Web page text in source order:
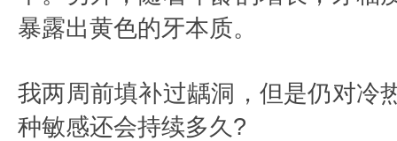
暴露出黄色的牙本质。
我两周前填补过龋洞，但是仍对冷
种敏感还会持续多久?